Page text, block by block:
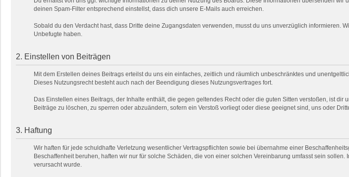
deinen Spam-Filter entsprechend einstellst, dass dich unsere E-Mails auch erreichen.
Sobald du den Verdacht hast, dass Dritte deine Zugangsdaten verwenden, musst du uns unverzüglich
Unbefugte haben.
2. Einstellen von Beiträgen
Mit dem Erstellen deines Beitrags erteilst du uns ein einfaches, zeitlich und räumlich unbeschränktes und
Dieses Nutzungsrecht besteht auch nach der Beendigung dieses Nutzungsvertrages fort.
Das Einstellen eines Beitrags, der Inhalte enthält, die gegen geltendes Recht oder die guten Sitten verstoßen, ist
Beiträge zu löschen, zu sperren oder abzuändern, sofern ein Verstoß vorliegt oder diese geeignet sind, uns oder
3. Haftung
Wir haften für jede schuldhafte Verletzung wesentlicher Vertragspflichten sowie bei übernahme einer
Beschaffenheit beruhen, haften wir nur für solche Schäden, die von einer solchen Vereinbarung umfasst sein
verursacht wurde.